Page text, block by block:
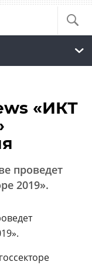
«ИКТ
проведет
2019».